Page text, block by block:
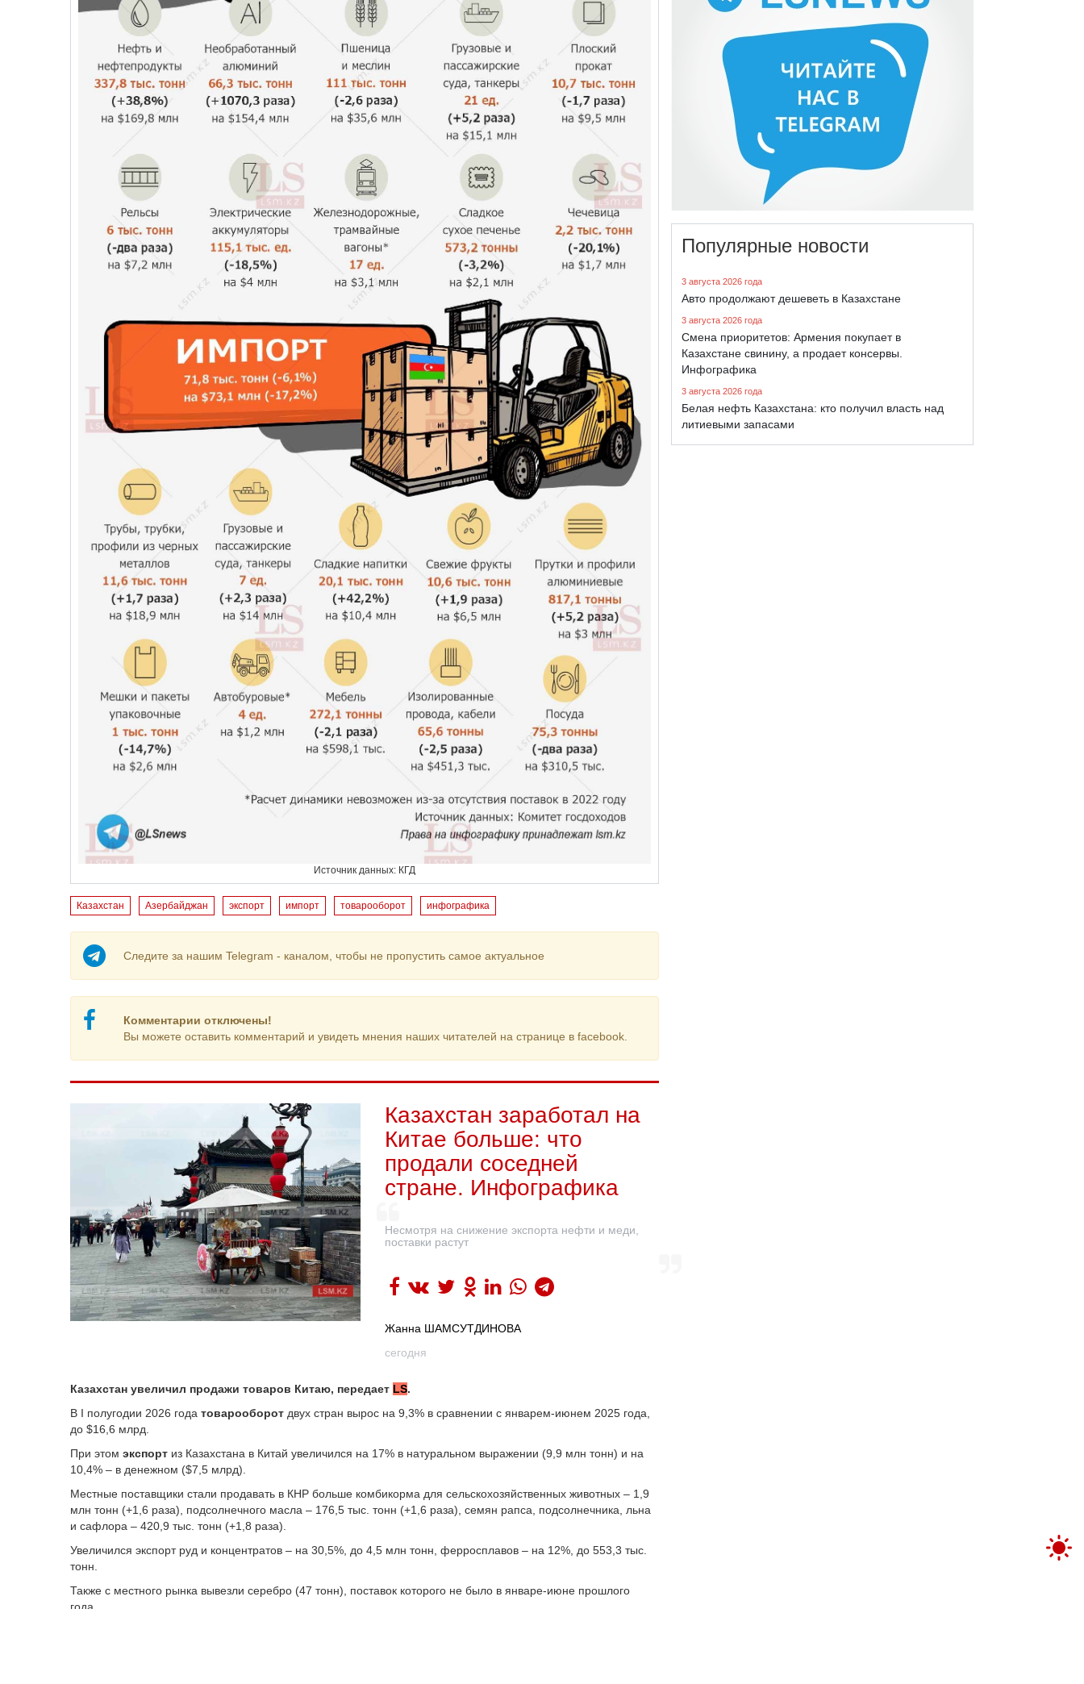
Источник данных: КГД
Казахстан Азербайджан экспорт импорт товарооборот инфографика
Следите за нашим Telegram - каналом, чтобы не пропустить самое актуальное
Комментарии отключены!
Вы можете оставить комментарий и увидеть мнения наших читателей на странице в facebook.
Казахстан заработал на
Китае больше: что
продали соседней
стране. Инфографика
Несмотря на снижение экспорта нефти и меди,
поставки растут
Жанна ШАМСУТДИНОВА
сегодня
Казахстан увеличил продажи товаров Китаю, передает LS.
В I полугодии 2026 года товарооборот двух стран вырос на 9,3% в сравнении с январем-июнем 2025 года,
до $16,6 млрд.
При этом экспорт из Казахстана в Китай увеличился на 17% в натуральном выражении (9,9 млн тонн) и на
10,4% – в денежном ($7,5 млрд).
Местные поставщики стали продавать в КНР больше комбикорма для сельскохозяйственных животных – 1,9
млн тонн (+1,6 раза), подсолнечного масла – 176,5 тыс. тонн (+1,6 раза), семян рапса, подсолнечника, льна
и сафлора – 420,9 тыс. тонн (+1,8 раза).
Увеличился экспорт руд и концентратов – на 30,5%, до 4,5 млн тонн, ферросплавов – на 12%, до 553,3 тыс.
тонн.
Также с местного рынка вывезли серебро (47 тонн), поставок которого не было в январе-июне прошлого
года.
Популярные новости
3 августа 2026 года
Авто продолжают дешеветь в Казахстане
3 августа 2026 года
Смена приоритетов: Армения покупает в
Казахстане свинину, а продает консервы.
Инфографика
3 августа 2026 года
Белая нефть Казахстана: кто получил власть над
литиевыми запасами